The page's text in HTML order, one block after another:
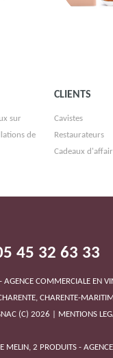
sur
de
CLIENTS
Cavistes
Restaurateurs
Cadeaux
45 32 63 33
AGENCE COMMERCIALE EN
CHARENTE-
(C) 2026 MENTIONS
MELIN, 2 PRODUITS -